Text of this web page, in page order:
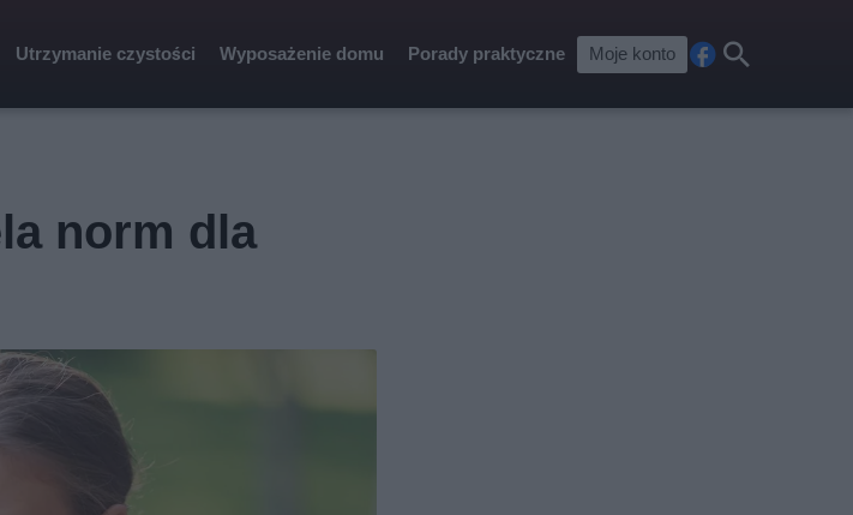
Utrzymanie czystości Wyposażenie domu Porady praktyczne Moje konto
cebkaj
norm dla